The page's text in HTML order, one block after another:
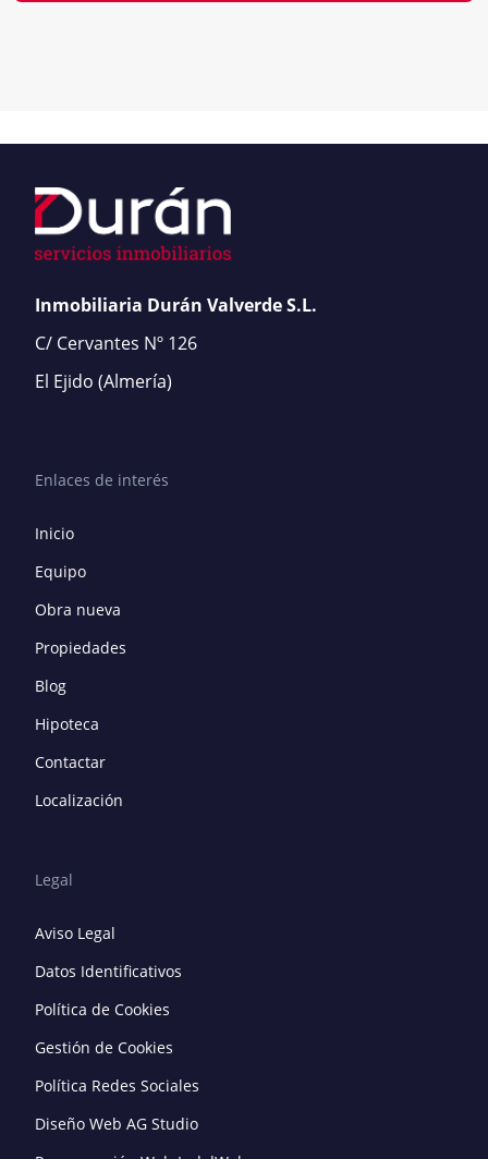
Inmobiliaria Durán Valverde S.L.
C/ Cervantes Nº 126
El Ejido (Almería)
Enlaces de interés
Inicio
Equipo
Obra nueva
Propiedades
Blog
Hipoteca
Contactar
Localización
Legal
Aviso Legal
Datos Identificativos
Política de Cookies
Gestión de Cookies
Política Redes Sociales
Diseño Web AG Studio